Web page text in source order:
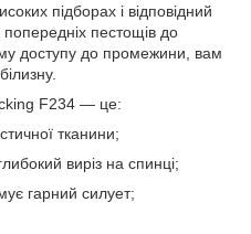
підборах і відповідний
пестощів до
доступу до промежини, вам
F234 — це:
тканини;
виріз на спинці;
гарний силует;